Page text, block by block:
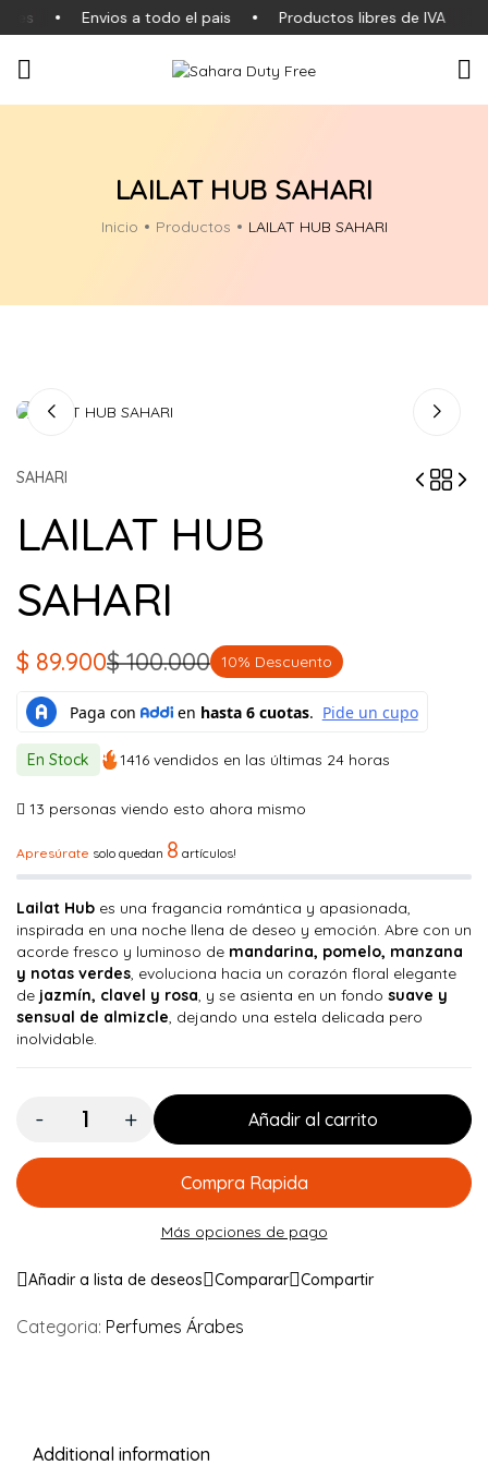
Envios a todo el pais Productos libres de IVA
LAILAT HUB SAHARI
Inicio Productos LAILAT HUB SAHARI
SAHARI
LAILAT HUB
SAHARI
$100.000
El
precio
original
era:
$ 100.000.
$ 89.900
El
precio
actual
es:
$ 89.900.
10% Descuento
En Stock 1416 vendidos en las últimas 24 horas
13 personas viendo esto ahora mismo
Apresúrate solo quedan 8 artículos!
Lailat Hub es una fragancia romántica y apasionada,
inspirada en una noche llena de deseo y emoción. Abre con un
acorde fresco y luminoso de mandarina, pomelo, manzana
y notas verdes, evoluciona hacia un corazón floral elegante
de jazmín, clavel y rosa, y se asienta en un fondo suave y
sensual de almizcle, dejando una estela delicada pero
inolvidable.
Cantidad:
Añadir al carrito
Compra Rapida
Más opciones de pago
Añadir a lista de deseos Comparar Compartir
Categoria: Perfumes Árabes
Additional information